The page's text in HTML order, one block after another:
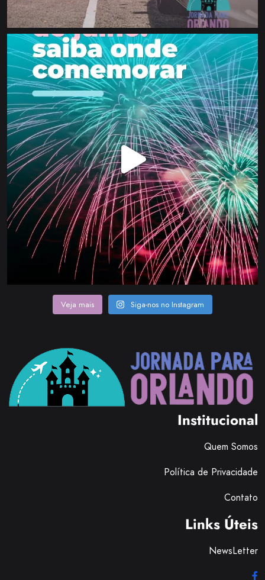
Veja mais Siga-nos no Instagram
Institucional
Quem Somos
Política de Privacidade
Contato
Links Úteis
NewsLetter